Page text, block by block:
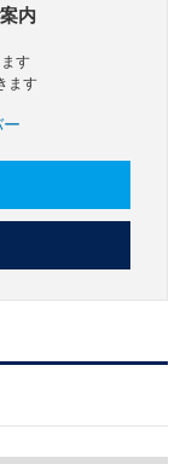
内
す
ます